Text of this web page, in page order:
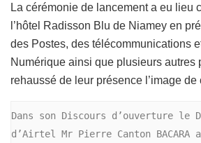
La cérémonie de lancement a eu lieu
l’hôtel Radisson Blu de Niamey en
des Postes, des télécommunications
Numérique ainsi que plusieurs autres
rehaussé de leur présence l’image de
Dans son Discours d’ouverture le
d’Airtel Mr Pierre Canton BACARA